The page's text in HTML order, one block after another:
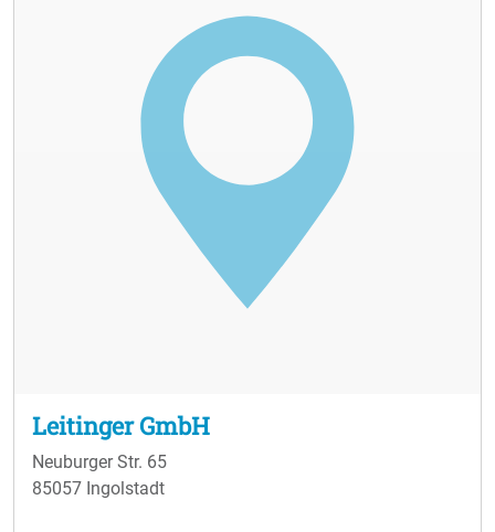
Leitinger GmbH
Neuburger Str. 65
85057 Ingolstadt